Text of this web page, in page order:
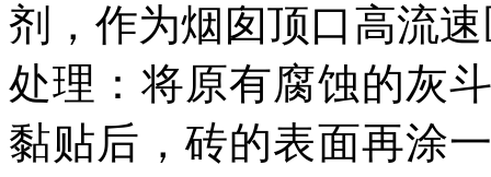
剂，作为烟囱顶口高流
处理 ： 将原有腐蚀的灰
黏贴后，砖的表面再涂